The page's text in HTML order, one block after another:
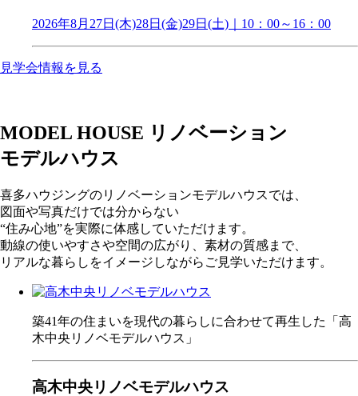
2026年8月27日(木)28日(金)29日(土)｜10：00～16：00
見学会情報を見る
MODEL HOUSE リノベーション
モデルハウス
喜多ハウジングのリノベーションモデルハウスでは、
図面や写真だけでは分からない
“住み心地”を実際に体感していただけます。
動線の使いやすさや空間の広がり、素材の質感まで、
リアルな暮らしをイメージしながらご見学いただけます。
築41年の住まいを現代の暮らしに合わせて再生した「高
木中央リノベモデルハウス」
高木中央リノベモデルハウス